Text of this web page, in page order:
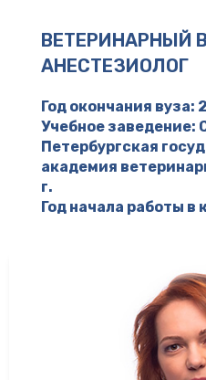
ВЕТЕРИНАРНЫЙ
АНЕСТЕЗИОЛОГ
Год окончания вуза:
Учебное заведение:
Петербургская
академия
г.
Год начала работы в